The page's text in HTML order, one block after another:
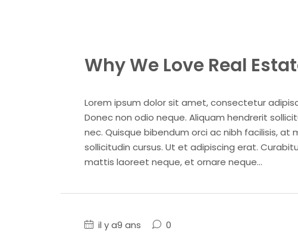
Why We Love Real
Lorem ipsum dolor sit amet, consectetur
Donec non odio neque. Aliquam hendrerit
nec. Quisque bibendum orci ac nibh facilisis, at
sollicitudin cursus. Ut et adipiscing erat.
mattis laoreet neque, et ornare neque...
il y a9 ans 0